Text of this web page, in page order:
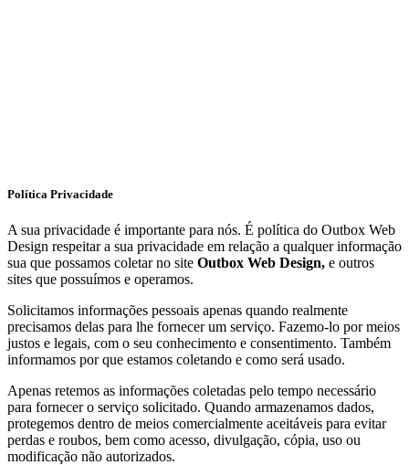
Política Privacidade
A sua privacidade é importante para nós. É política do Outbox Web
Design respeitar a sua privacidade em relação a qualquer informação
sua que possamos coletar no site Outbox Web Design, e outros
sites que possuímos e operamos.
Solicitamos informações pessoais apenas quando realmente
precisamos delas para lhe fornecer um serviço. Fazemo-lo por meios
justos e legais, com o seu conhecimento e consentimento. Também
informamos por que estamos coletando e como será usado.
Apenas retemos as informações coletadas pelo tempo necessário
para fornecer o serviço solicitado. Quando armazenamos dados,
protegemos dentro de meios comercialmente aceitáveis ​​para evitar
perdas e roubos, bem como acesso, divulgação, cópia, uso ou
modificação não autorizados.